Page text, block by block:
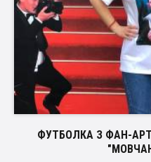
ФУТБОЛКА З ФАН-